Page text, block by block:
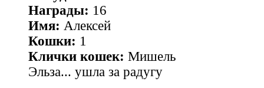
Награды: 16
Имя: Алексей
Кошки: 1
Клички кошек: Мишель
Эльза... ушла за радугу